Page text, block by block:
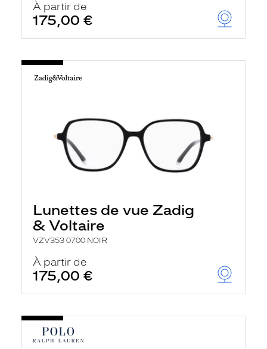
À partir de
175,00 €
Lunettes de vue Zadig
& Voltaire
VZV353 0700 NOIR
À partir de
175,00 €